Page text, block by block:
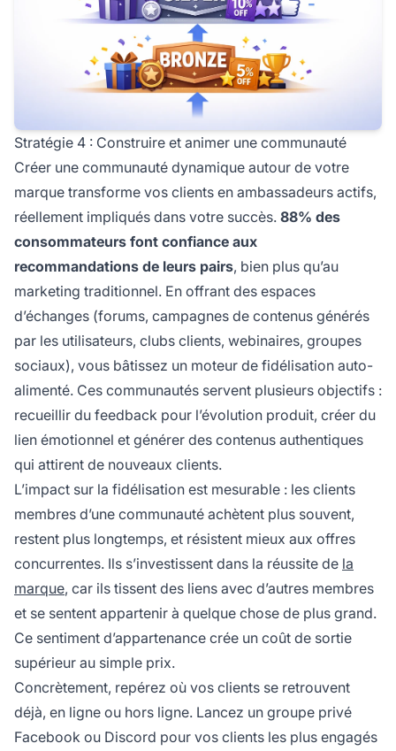
Stratégie 4 : Construire et animer une communauté
Créer une communauté dynamique autour de votre
marque transforme vos clients en ambassadeurs actifs,
réellement impliqués dans votre succès. 88% des
consommateurs font confiance aux
recommandations de leurs pairs, bien plus qu’au
marketing traditionnel. En offrant des espaces
d’échanges (forums, campagnes de contenus générés
par les utilisateurs, clubs clients, webinaires, groupes
sociaux), vous bâtissez un moteur de fidélisation auto-
alimenté. Ces communautés servent plusieurs objectifs :
recueillir du feedback pour l’évolution produit, créer du
lien émotionnel et générer des contenus authentiques
qui attirent de nouveaux clients.
L’impact sur la fidélisation est mesurable : les clients
membres d’une communauté achètent plus souvent,
restent plus longtemps, et résistent mieux aux offres
concurrentes. Ils s’investissent dans la réussite de la
marque, car ils tissent des liens avec d’autres membres
et se sentent appartenir à quelque chose de plus grand.
Ce sentiment d’appartenance crée un coût de sortie
supérieur au simple prix.
Concrètement, repérez où vos clients se retrouvent
déjà, en ligne ou hors ligne. Lancez un groupe privé
Facebook ou Discord pour vos clients les plus engagés